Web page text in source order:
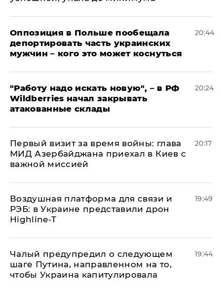
Оппозиция в Польше пообещала
депортировать часть украинских
мужчин – кого это может коснуться
20:44
"Работу надо искать новую", – в РФ
Wildberries начал закрывать
атакованные склады
20:24
Первый визит за время войны: глава
МИД Азербайджана приехал в Киев с
важной миссией
20:17
Воздушная платформа для связи и
РЭБ: в Украине представили дрон
Highline-T
19:49
Чалый предупредил о следующем
шаге Путина, направленном на то,
чтобы Украина капитулировала
19:44